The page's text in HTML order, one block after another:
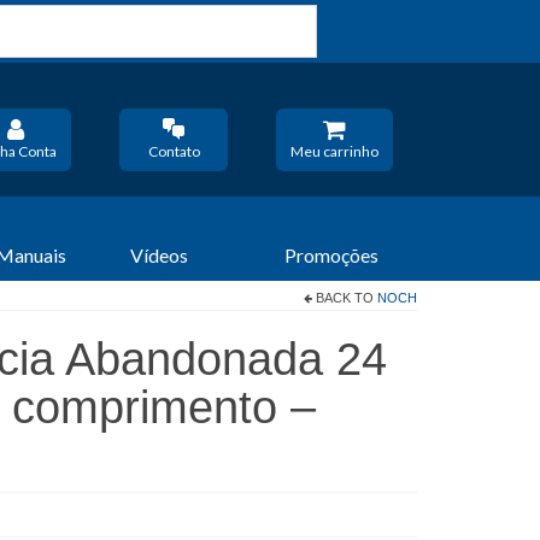
Conta Contato Meu carrinho
Vídeos Promoções
BACK TO NOCH
Abandonada 24
–